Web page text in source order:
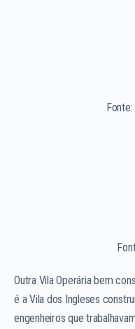
Outra Vila Operária bem
é a Vila dos Ingleses
engenheiros que